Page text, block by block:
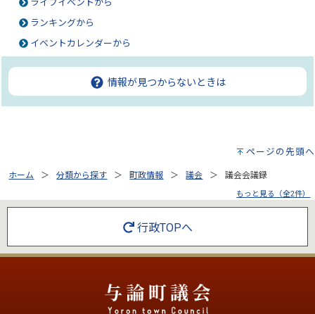
ライフイベントから
ランキングから
イベントカレンダーから
情報が見つからないときは
ページの先頭へ
ホーム 分類から探す 町政情報 議会 議会会議録
もっと見る（全2件）
行政TOPへ